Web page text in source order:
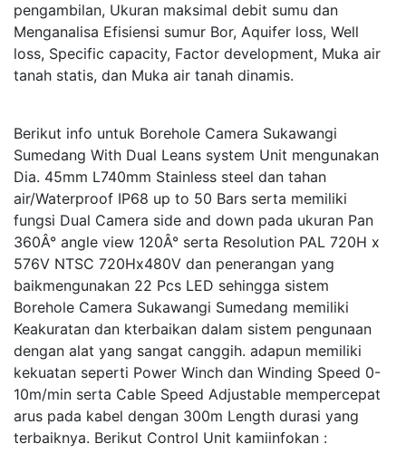
pengambilan, Ukuran maksimal debit sumu dan
Menganalisa Efisiensi sumur Bor, Aquifer loss, Well
loss, Specific capacity, Factor development, Muka air
tanah statis, dan Muka air tanah dinamis.
Berikut info untuk Borehole Camera Sukawangi
Sumedang With Dual Leans system Unit mengunakan
Dia. 45mm L740mm Stainless steel dan tahan
air/Waterproof IP68 up to 50 Bars serta memiliki
fungsi Dual Camera side and down pada ukuran Pan
360Â° angle view 120Â° serta Resolution PAL 720H x
576V NTSC 720Hx480V dan penerangan yang
baikmengunakan 22 Pcs LED sehingga sistem
Borehole Camera Sukawangi Sumedang memiliki
Keakuratan dan kterbaikan dalam sistem pengunaan
dengan alat yang sangat canggih. adapun memiliki
kekuatan seperti Power Winch dan Winding Speed 0-
10m/min serta Cable Speed Adjustable mempercepat
arus pada kabel dengan 300m Length durasi yang
terbaiknya. Berikut Control Unit kamiinfokan :